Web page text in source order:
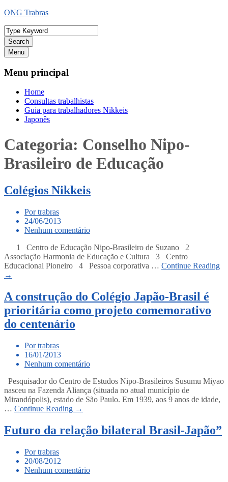
Ir
o
conteúdo
ONG Trabras
Search
Menu
Menu principal
Home
Consultas trabalhistas
Guia para trabalhadores Nikkeis
Japonês
Categoria: Conselho Nipo-
Brasileiro de Educação
Colégios Nikkeis
Por trabras
24/06/2013
Nenhum comentário
1 Centro de Educação Nipo-Brasileiro de Suzano 2
Associação Harmonia de Educação e Cultura 3 Centro
Educacional Pioneiro 4 Pessoa corporativa … Continue Reading
→
A construção do Colégio Japão-Brasil é
prioritária como projeto comemorativo
do centenário
Por trabras
16/01/2013
Nenhum comentário
Pesquisador do Centro de Estudos Nipo-Brasileiros Susumu Miyao
nasceu na Fazenda Aliança (situada no atual município de
Mirandópolis), estado de São Paulo. Em 1939, aos 9 anos de idade,
… Continue Reading →
Futuro da relação bilateral Brasil-Japão”
Por trabras
20/08/2012
Nenhum comentário